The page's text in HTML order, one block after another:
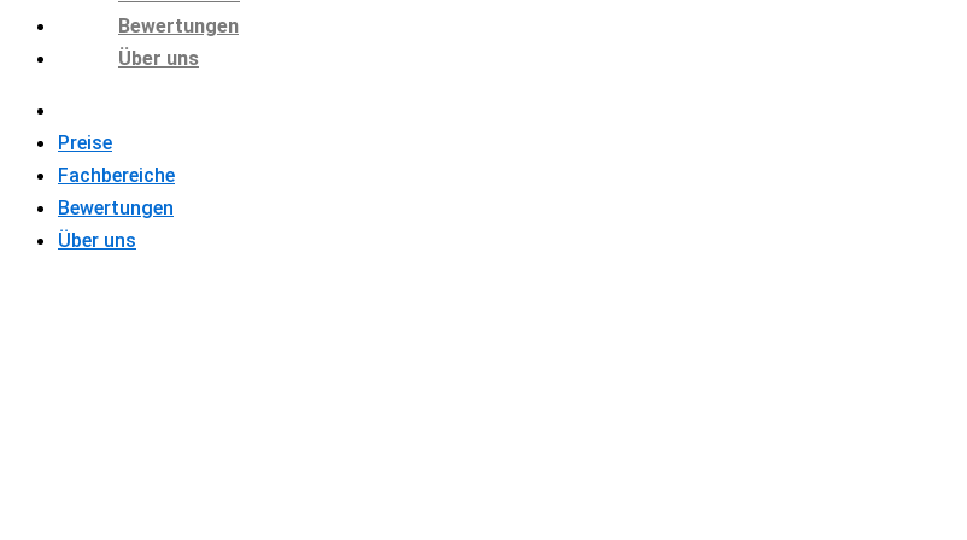
Bewertungen
Über uns
Preise
Fachbereiche
Bewertungen
Über uns